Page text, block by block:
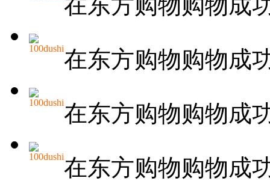
100dushi在东方购物购物成
100dushi在东方购物购物成
100dushi在东方购物购物成